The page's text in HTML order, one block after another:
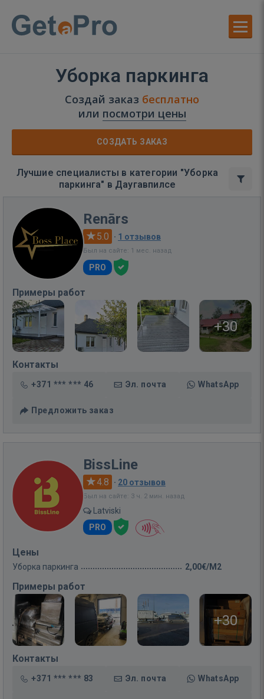
Уборка паркинга
Создай заказ бесплатно
или посмотри цены
СОЗДАТЬ ЗАКАЗ
Лучшие специалисты в категории "Уборка
паркинга" в Даугавпилсе
Renārs
5.0 · 1 отзывов
Был на сайте: 1 мес. назад
PRO
Примеры работ
+30
Контакты
+371 *** *** 46 Эл. почта WhatsApp
Предложить заказ
BissLine
4.8 · 20 отзывов
Был на сайте: 3 ч. 2 мин. назад
Latviski
PRO
Цены
Уборка паркинга 2,00€/M2
Примеры работ
+30
Контакты
+371 *** *** 83 Эл. почта WhatsApp